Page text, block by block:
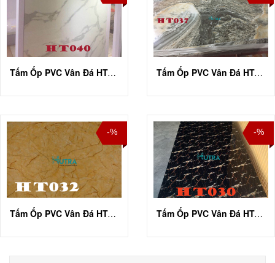
Tấm Ốp PVC Vân Đá HT-A040 Tấm Ốp PVC Vân Đá HT-A037
-%
Tấm Ốp PVC Vân Đá HT-A032
-%
Tấm Ốp PVC Vân Đá HT-A030